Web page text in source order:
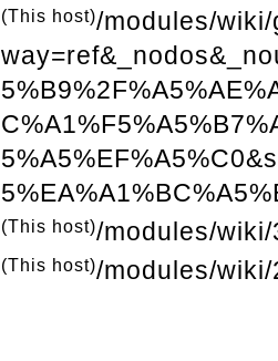
(This host)/modules/
(This host)/modules/
(This host)/modules/